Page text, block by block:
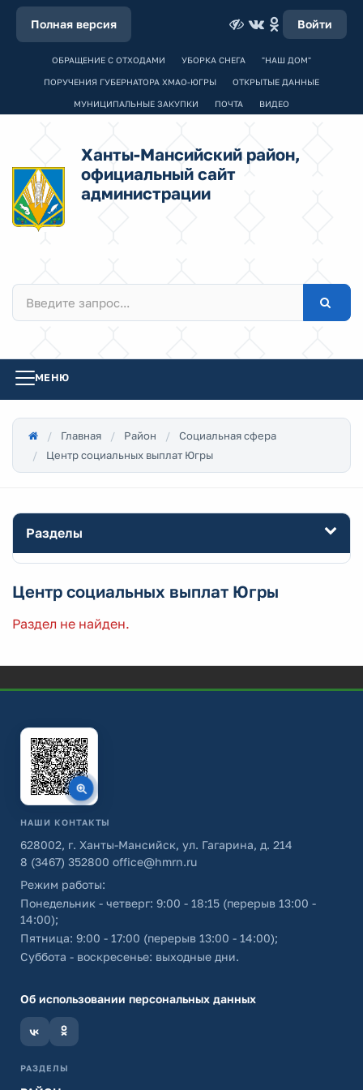
Полная версия Войти
ОБРАЩЕНИЕ С ОТХОДАМИ УБОРКА СНЕГА "НАШ ДОМ"
ПОРУЧЕНИЯ ГУБЕРНАТОРА ХМАО-ЮГРЫ ОТКРЫТЫЕ ДАННЫЕ
МУНИЦИПАЛЬНЫЕ ЗАКУПКИ ПОЧТА ВИДЕО
Ханты-Мансийский район,
официальный сайт
администрации
МЕНЮ
Главная Район
Социальная сфера
Центр социальных выплат Югры
Разделы
Центр социальных выплат Югры
Раздел не найден.
НАШИ КОНТАКТЫ
628002, г. Ханты-Мансийск, ул. Гагарина, д. 214
8 (3467) 352800 office@hmrn.ru
Режим работы:
Понедельник - четверг: 9:00 - 18:15 (перерыв 13:00 -
14:00);
Пятница: 9:00 - 17:00 (перерыв 13:00 - 14:00);
Суббота - воскресенье: выходные дни.
Об использовании персональных данных
РАЗДЕЛЫ